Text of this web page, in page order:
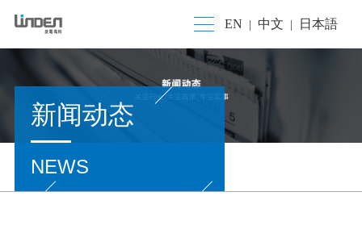
EN 中文 日本語
新闻动态
NEWS